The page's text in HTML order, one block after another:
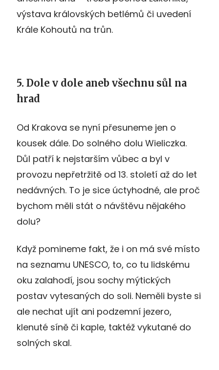
výstava královských betlémů či uvedení
Krále Kohoutů na trůn.
5. Dole v dole aneb všechnu sůl na
hrad
Od Krakova se nyní přesuneme jen o
kousek dále. Do solného dolu Wieliczka.
Důl patří k nejstarším vůbec a byl v
provozu nepřetržitě od 13. století až do let
nedávných. To je sice úctyhodné, ale proč
bychom měli stát o návštěvu nějakého
dolu?
Když pomineme fakt, že i on má své místo
na seznamu UNESCO, to, co tu lidskému
oku zalahodí, jsou sochy mýtických
postav vytesaných do soli. Neměli byste si
ale nechat ujít ani podzemní jezero,
klenuté síně či kaple, taktéž vykutané do
solných skal.